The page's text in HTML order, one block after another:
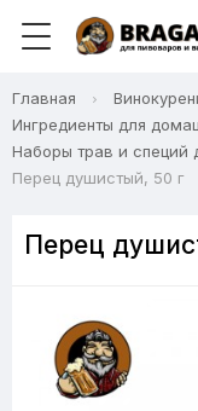
Главная
Ингредиенты для
Наборы трав и специй
Перец душистый, 50 г
Перец